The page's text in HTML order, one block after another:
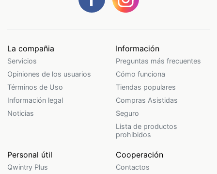
La compañia
Servicios
Opiniones de los usuarios
Términos de Uso
Información legal
Noticias
Información
Preguntas más frecuentes
Cómo funciona
Tiendas populares
Compras Asistidas
Seguro
Lista de productos
prohibidos
Personal útil
Qwintry Plus
Cooperación
Contactos